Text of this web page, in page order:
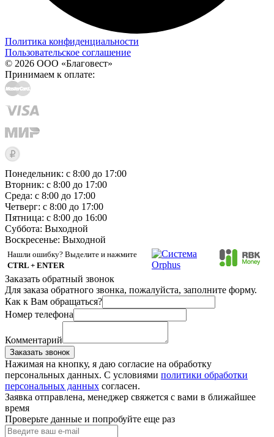
Политика конфиденциальности
Пользовательское соглашение
© 2026 ООО «Благовест»
Принимаем к оплате:
Понедельник: с 8:00 до 17:00
Вторник: с 8:00 до 17:00
Среда: с 8:00 до 17:00
Четверг: с 8:00 до 17:00
Пятница: с 8:00 до 16:00
Суббота: Выходной
Воскресенье: Выходной
Нашли ошибку? Выделите и нажмите
CTRL + ENTER
Заказать обратный звонок
Для заказа обратного звонка, пожалуйста, заполните форму.
Как к Вам обращаться?
Номер телефона
Комментарий
Заказать звонок
Нажимая на кнопку, я даю согласие на обработку
персональных данных. С условиями политики обработки
персональных данных согласен.
Заявка отправлена, менеджер свяжется с вами в ближайшее
время
Проверьте данные и попробуйте еще раз